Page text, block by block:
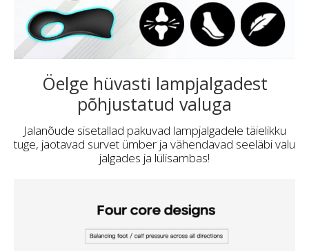
Öelge hüvasti lampjalgadest
põhjustatud valuga
Jalanõude sisetallad pakuvad lampjalgadele täielikku
tuge, jaotavad survet ümber ja vähendavad seeläbi valu
jalgades ja lülisambas!